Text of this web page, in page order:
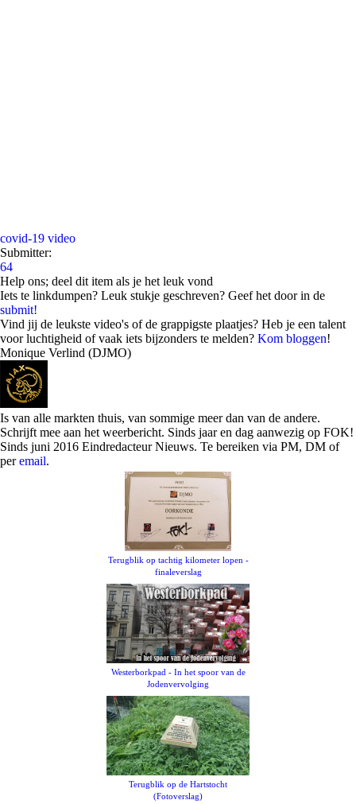
covid-19 video
Submitter:
64
Help ons; deel dit item als je het leuk vond
Iets te linkdumpen? Leuk stukje geschreven? Geef het door in de
submit!
Vind jij de leukste video's of de grappigste plaatjes? Heb je een talent
voor luchtigheid of vaak iets bijzonders te melden? Kom bloggen!
Monique Verlind (DJMO)
Is van alle markten thuis, van sommige meer dan van de andere.
Schrijft mee aan het weerbericht. Sinds jaar en dag aanwezig op FOK!
Sinds juni 2016 Eindredacteur Nieuws. Te bereiken via PM, DM of
peremail.
Terugblik op tachtig kilometer lopen -
finaleverslag
Westerborkpad - In het spoor van de
Jodenvervolging
Terugblik op de Hartstocht
(Fotoverslag)